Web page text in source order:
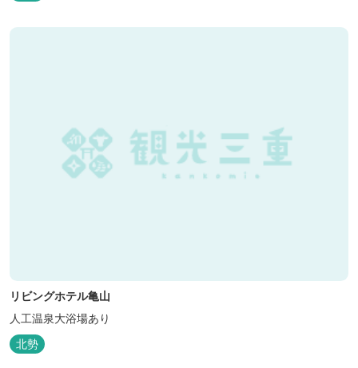
リビングホテル亀山
人工温泉大浴場あり
北勢